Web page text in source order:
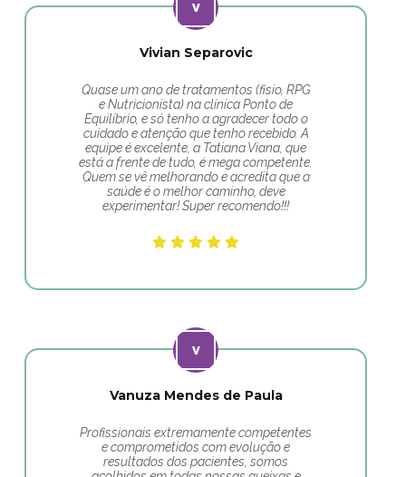
Vivian Separovic
Quase um ano de tratamentos (fisio, RPG
e Nutricionista) na clínica Ponto de
Equilíbrio, e só tenho a agradecer todo o
cuidado e atenção que tenho recebido. A
equipe é excelente, a Tatiana Viana, que
está a frente de tudo, é mega competente.
Quem se vê melhorando e acredita que a
saúde é o melhor caminho, deve
experimentar! Super recomendo!!!
Vanuza Mendes de Paula
Profissionais extremamente competentes
e comprometidos com evolução e
resultados dos pacientes, somos